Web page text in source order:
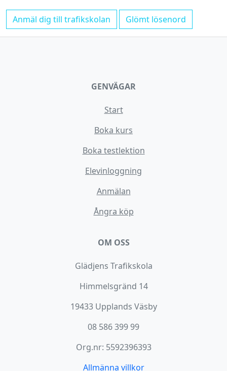
Anmäl dig till trafikskolan Glömt lösenord
GENVÄGAR
Start
Boka kurs
Boka testlektion
Elevinloggning
Anmälan
Ångra köp
OM OSS
Glädjens Trafikskola
Himmelsgränd 14
19433 Upplands Väsby
08 586 399 99
Org.nr: 5592396393
Allmänna villkor